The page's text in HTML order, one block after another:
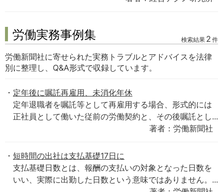
労働実務事例集 検索結果 2 件
労働新聞社に寄せられた実務トラブルとアドバイスを法律
別に整理し、Q&A形式で収録しています。
定年後に嘱託再雇用、未消化年休
定年退職者を嘱託等として再雇用する場合、形式的には
正社員として働いた従前の労働契約と、その後嘱託とし...
著者：労働新聞社
短時間の出社は支払基礎17日に
支払基礎日数とは、報酬の支払いの対象となった日数を
いい、実際に出勤した日数という意味ではありません。...